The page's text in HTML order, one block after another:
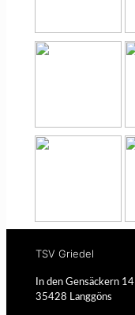
TSV Griedel
In den Gensäckern 14
35428 Langgöns